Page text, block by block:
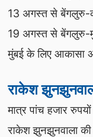
13 अगस्‍त से बेंगलुरु-
19 अगस्‍त से बेंगलुरु-
मुंबई के लिए आकासा
राकेश
मात्र पांच हजार
राकेश झुनझुनवाला की